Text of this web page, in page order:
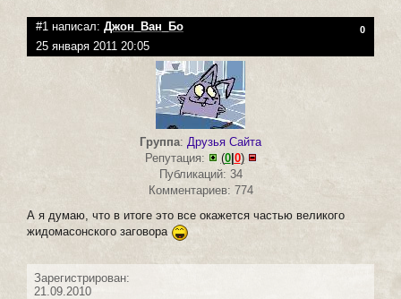
#1 написал: Джон_Ван_Бо 0
25 января 2011 20:05
Группа: Друзья Сайта
Репутация:
(0| 0)
Публикаций: 34
Комментариев: 774
А я думаю, что в итоге это все окажется частью великого
жидомасонского заговора
Зарегистрирован:
21.09.2010